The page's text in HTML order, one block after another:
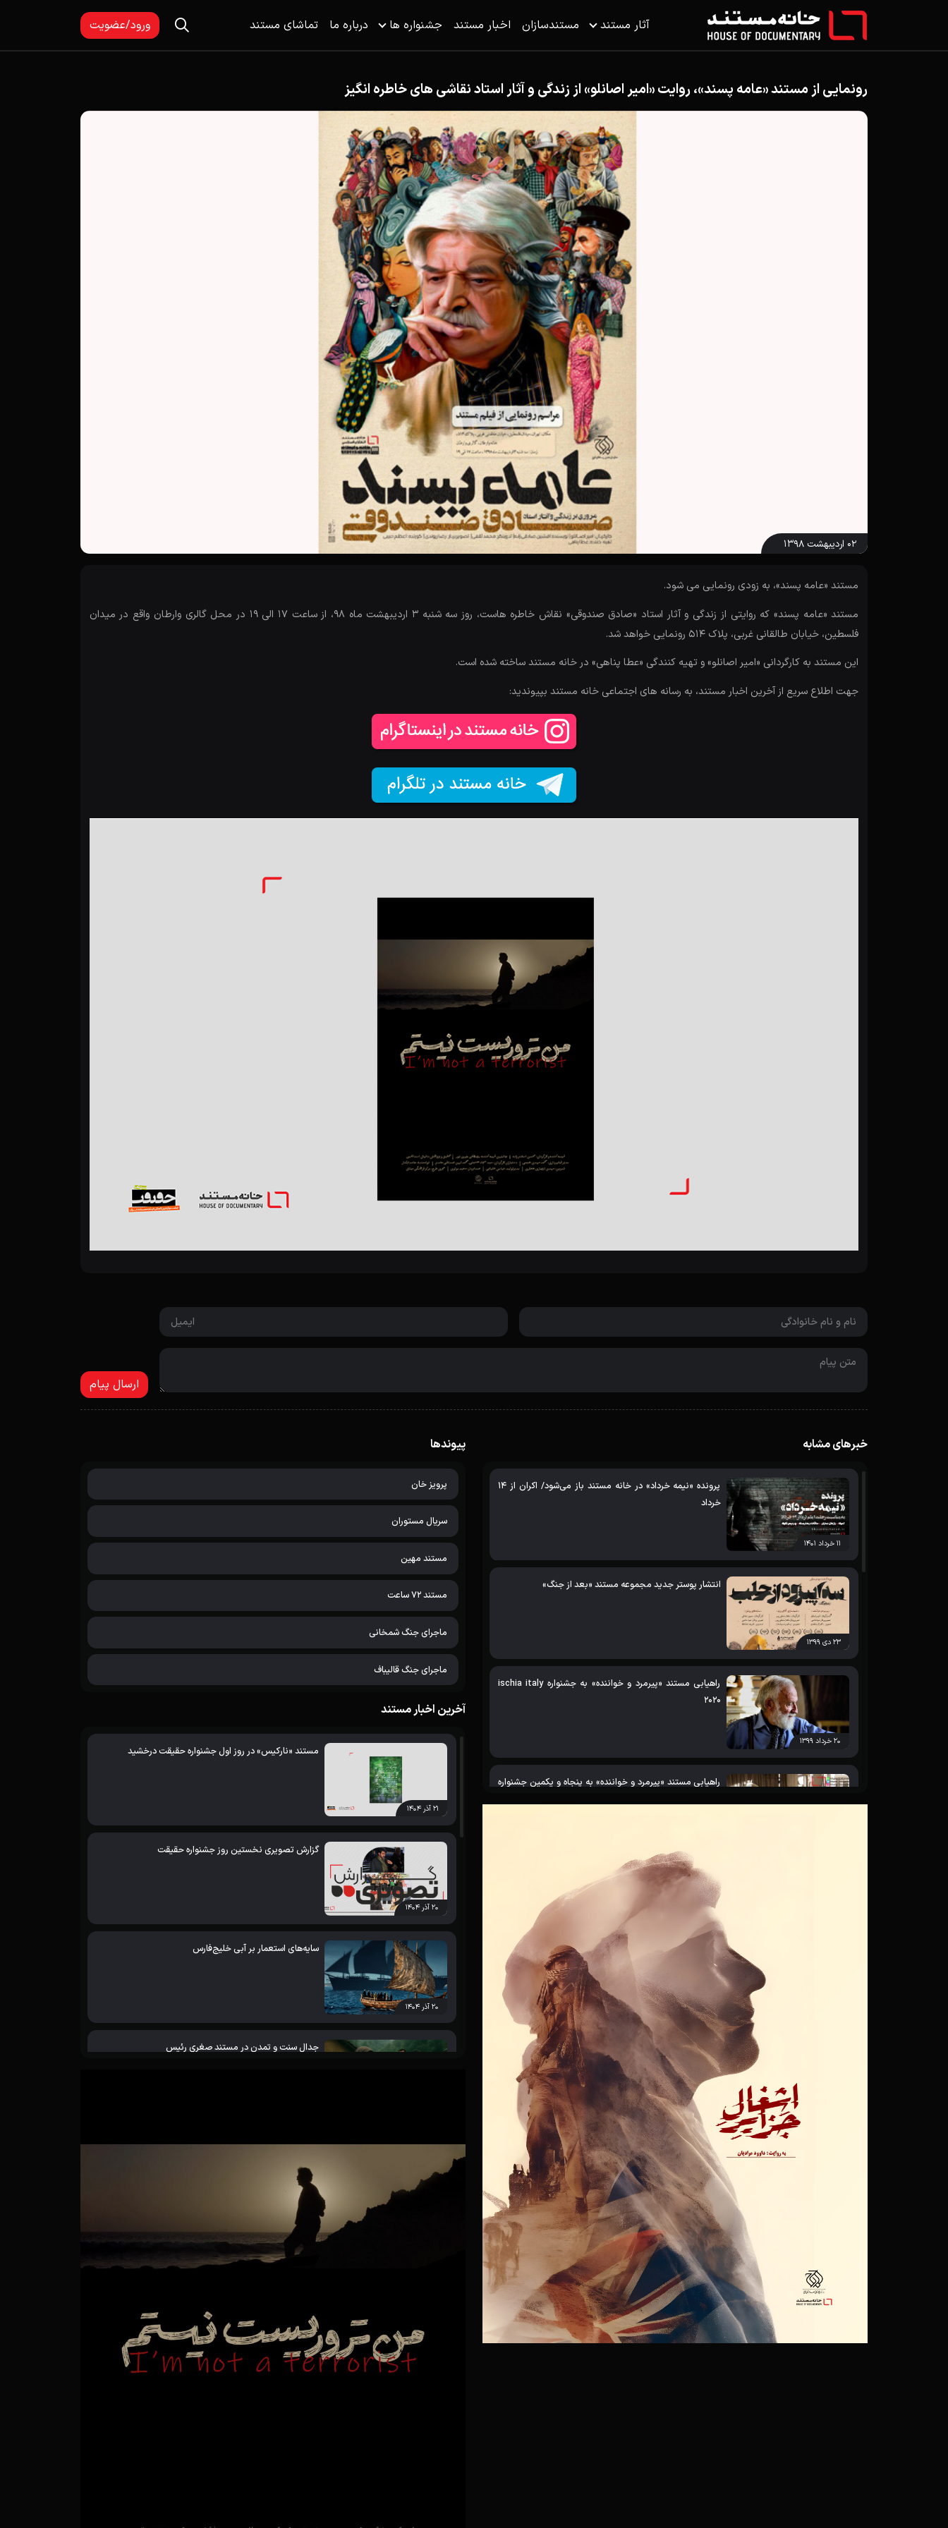
آثار مستند مستندسازان اخبار مستند جشنواره ها درباره ما تماشای مستند ورود/عضویت
پیوندها
پرویز خان
سریال مستوران
مستند مهین
مستند 72 ساعت
ماجرای جنگ شمخانی
ماجرای جنگ قالیباف
آخرین اخبار مستند
۲۱ آذر ۱۴۰۴
مستند «نارکیس» در روز اول جشنواره حقیقت درخشید
۲۰ آذر ۱۴۰۴
گزارش تصویری نخستین روز جشنواره حقیقت
۲۰ آذر ۱۴۰۴
سایه‌های استعمار بر آبی خلیج‌فارس
جدال سنت و تمدن در مستند صغری رئیس
زخم‌هایی که در خاک می‌ماند
سفری جسورانه به قلب یک انگ اجتماعی
روایتی از روشنایی در دل تاریکی
رونمایی از مستند «عامه پسند»، روایت «امیر اصانلو» از زندگی و آثار استاد نقاشی های خاطره انگیز
۰۲ اردیبهشت ۱۳۹۸
مستند «عامه پسند»، به زودی رونمایی می شود.
مستند «عامه پسند» که روایتی از زندگی و آثار استاد «صادق صندوقی» نقاش خاطره هاست، روز سه شنبه 3 اردیبهشت ماه 98، از ساعت 17 الی 19 در محل گالری وارطان واقع در میدان
فلسطین، خیابان طالقانی غربی، پلاک 514 رونمایی خواهد شد.
این مستند به کارگردانی «امیر اصانلو» و تهیه کنندگی «عطا پناهی» در خانه مستند ساخته شده است.
جهت اطلاع سریع از آخرین اخبار مستند، به رسانه های اجتماعی خانه مستند بپیوندید:
خبرهای مشابه
۱۱ خرداد ۱۴۰۱
پرونده «نیمه خرداد» در خانه مستند باز می‌شود/ اکران از 14
خرداد
۲۳ دی ۱۳۹۹
انتشار پوستر جدید مجموعه مستند «بعد از جنگ»
۲۰ خرداد ۱۳۹۹
راهیابی مستند «پیرمرد و خواننده» به جشنواره ischia italy
2020
راهیابی مستند «پیرمرد و خواننده» به پنجاه و یکمین جشنواره
چرا «پیرمرد و خواننده» بهترین فیلم بخش شهید آوینی سینما
حقیقت شد؟/ یادداشتی درباره مستند «پیرمرد و خواننده»
«امیر اصانلو» کارگردان «پیرمرد و خواننده»: دریافت جایزه ای
مزین به نام شهید آوینی، برایم بسیار جذاب است
برگزیدگان سیزدهمین جشنواره سینما حقیقت معرفی شدند
موفقیت آثار خانه مستند در سیزدهمین جشنواره سینما
حقیقت/درخشش مستندهای «پیرمرد و خواننده»، «خاطرات
موتورسیکلت» و «خودکار»/ نامزدی مستند «روزی که رفت»
داستان همه آدم های دنیا/ گفت و گو با «امیر اصانلو»، کارگردان
مستند «پیرمرد و خواننده»